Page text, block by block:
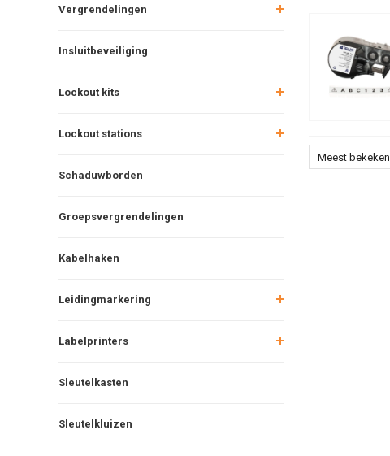
Vergrendelingen
Insluitbeveiliging
Lockout kits
Lockout stations
Schaduwborden
Groepsvergrendelingen
Kabelhaken
Leidingmarkering
Labelprinters
Sleutelkasten
Sleutelkluizen
Meest bekeken